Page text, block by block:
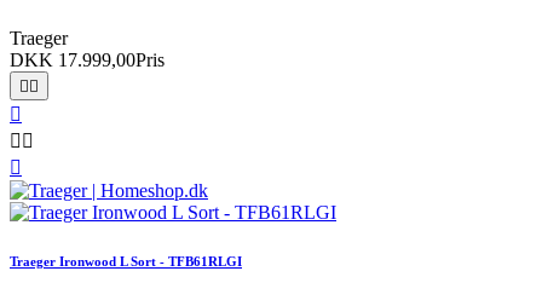
Traeger
DKK 17.999,00Pris
 

 

Traeger Ironwood L Sort - TFB61RLGI